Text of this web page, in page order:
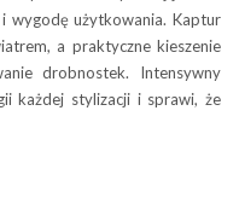
wygodę użytkowania. Kaptur
a praktyczne kieszenie
drobnostek. Intensywny
każdej stylizacji i sprawi, że